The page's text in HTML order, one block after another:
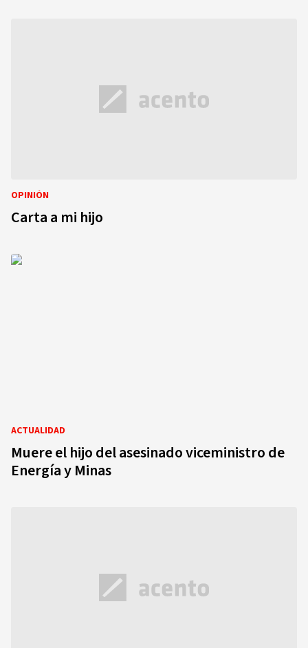
OPINIÓN
Carta a mi hijo
ACTUALIDAD
Muere el hijo del asesinado viceministro de
Energía y Minas